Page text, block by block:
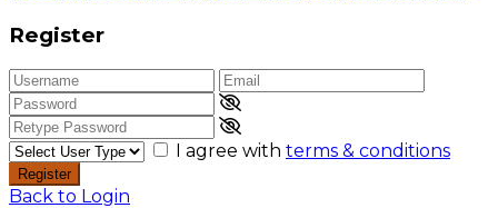
Register
I agree with terms & conditions
Register
Back to Login